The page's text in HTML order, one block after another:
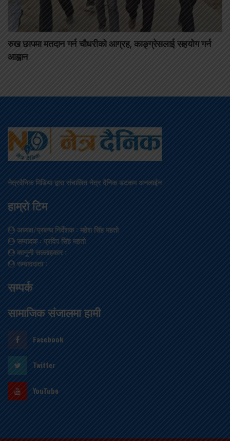
रुख छापमा मतदान गर्न चौधरीको आग्रह, काङ्ग्रेसलाई सहयोग गर्न
आह्वान
नेत्रदैनिक मिडिया द्वारा संचालित नेत्र दैनिक डटकम अनलाईन
हाम्रो टिम
अध्यक्ष/प्रबन्ध निर्देशक: महेश सिंह महतो
सम्पादक: प्रदिप सिंह महतो
कानूनी सल्लाहकार:
सम्वाददाता:
सम्पर्क
सामाजिक संजालमा हामी
Facebook
Twitter
YouTube